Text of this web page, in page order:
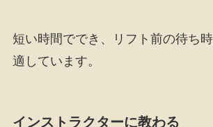
短い時間ででき、リフト前の待ち
適しています。
インストラクターに教わる